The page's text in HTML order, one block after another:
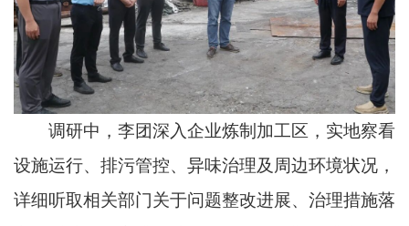
调研中，李团深入企业炼制加工区，实地察看
设施运行、排污管控、异味治理及周边环境状况，
详细听取相关部门关于问题整改进展、治理措施落